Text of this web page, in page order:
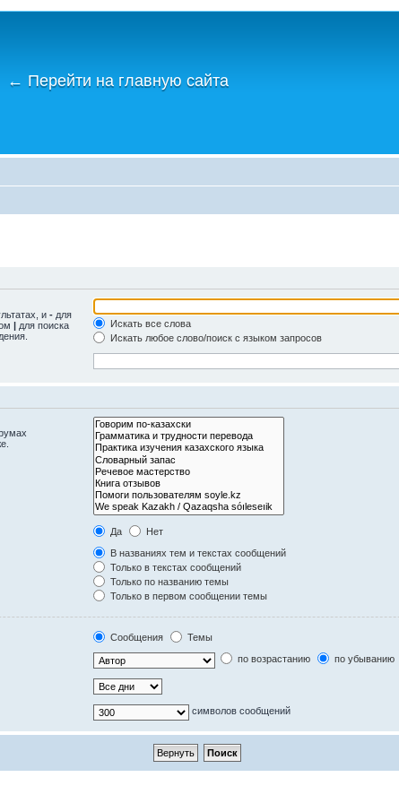
← Перейти на главную сайта
и - для
| для поиска
Искать все слова
Искать любое слово/поиск с языком запросов
Да
Нет
В названиях тем и текстах сообщений
Только в текстах сообщений
Только по названию темы
Только в первом сообщении темы
Сообщения
Темы
по возрастанию по убыванию
символов сообщений